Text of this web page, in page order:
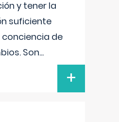
y tener la
suficiente
de
Son...
+